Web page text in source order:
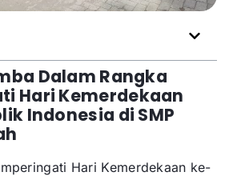
Dalam Rangka
Hari Kemerdekaan
Indonesia di SMP
Hari Kemerdekaan ke-